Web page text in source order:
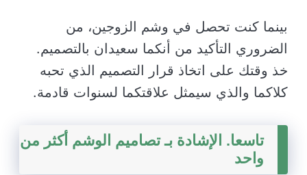
بينما كنت تحصل في وشم الزوجين، من
الضروري التأكيد من أنكما سعيدان بالتصميم.
خذ وقتك على اتخاذ قرار التصميم الذي تحبه
كلاكما والذي سيمثل علاقتكما لسنوات قادمة.
تاسعا. الإشادة بـ تصاميم الوشم أكثر من
واحد